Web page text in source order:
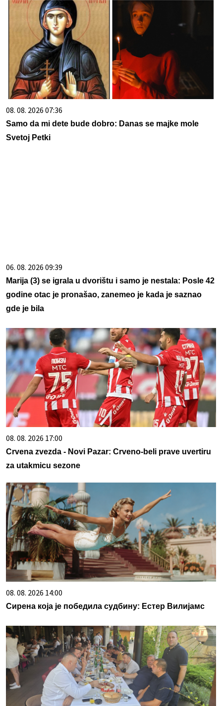
08. 08. 2026 07:36
Samo da mi dete bude dobro: Danas se majke mole
Svetoj Petki
06. 08. 2026 09:39
Marija (3) se igrala u dvorištu i samo je nestala: Posle 42
godine otac je pronašao, zanemeo je kada je saznao
gde je bila
08. 08. 2026 17:00
Crvena zvezda - Novi Pazar: Crveno-beli prave uvertiru
za utakmicu sezone
08. 08. 2026 14:00
Сирена која је победила судбину: Естер Вилијамс